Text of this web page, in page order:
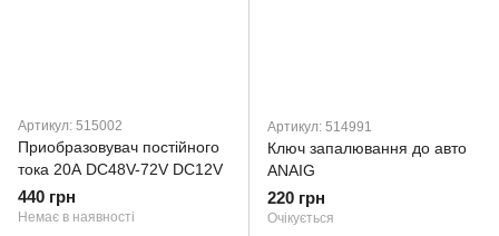
Артикул: 515002
Приобразовувач постійного
тока 20А DC48V-72V DC12V
440 грн
Немає в наявності
Артикул: 514991
Ключ запалювання до авто
ANAIG
220 грн
Очікується